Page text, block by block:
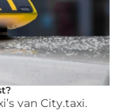
van City.taxi.